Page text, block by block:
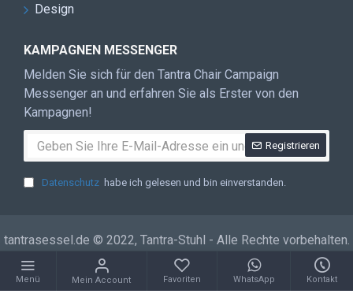
Design
KAMPAGNEN MESSENGER
Melden Sie sich für den Tantra Chair Campaign
Messenger an und erfahren Sie als Erster von den
Kampagnen!
Registrieren
Datenschutz habe ich gelesen und bin einverstanden.
tantrasessel.de © 2022, Tantra-Stuhl - Alle Rechte vorbehalten.
Menü Mein Account Favoriten WhatsApp Kontakt